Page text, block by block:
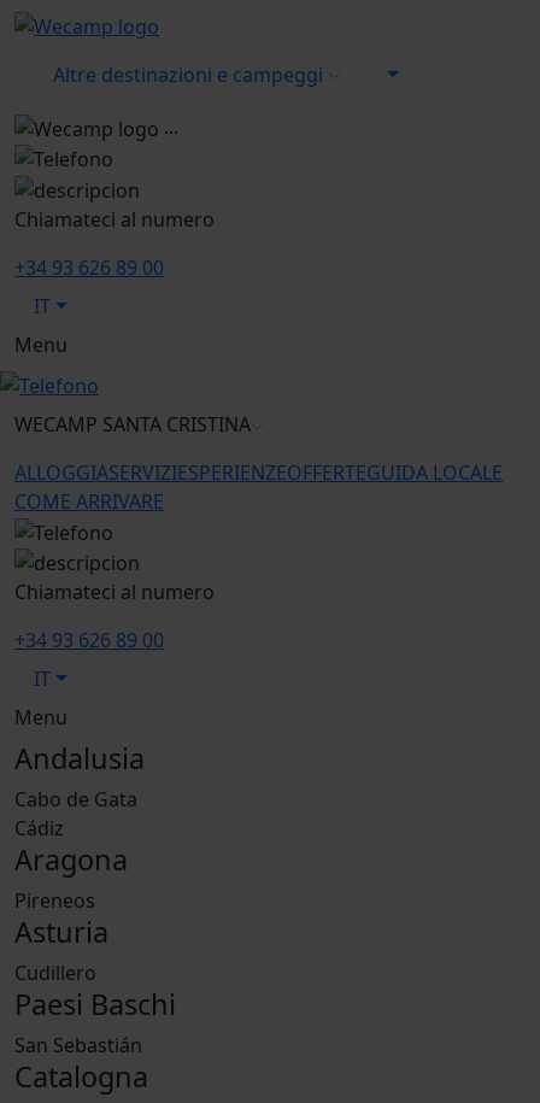
Altre destinazioni e campeggi
...
Chiamateci al numero
+34 93 626 89 00
IT
Menu
WECAMP SANTA CRISTINA
ALLOGGIASERVIZIESPERIENZEOFFERTEGUIDA LOCALE
COME ARRIVARE
Chiamateci al numero
+34 93 626 89 00
IT
Menu
Andalusia
Cabo de Gata
Cádiz
Aragona
Pireneos
Asturia
Cudillero
Paesi Baschi
San Sebastián
Catalogna